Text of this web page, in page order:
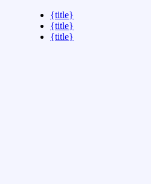
{title}
{title}
{title}